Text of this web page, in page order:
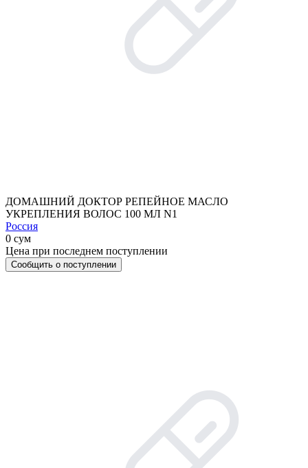
ДОМАШНИЙ ДОКТОР РЕПЕЙНОЕ МАСЛО
УКРЕПЛЕНИЯ ВОЛОС 100 МЛ N1
Россия
0 сум
Цена при последнем поступлении
Сообщить о поступлении